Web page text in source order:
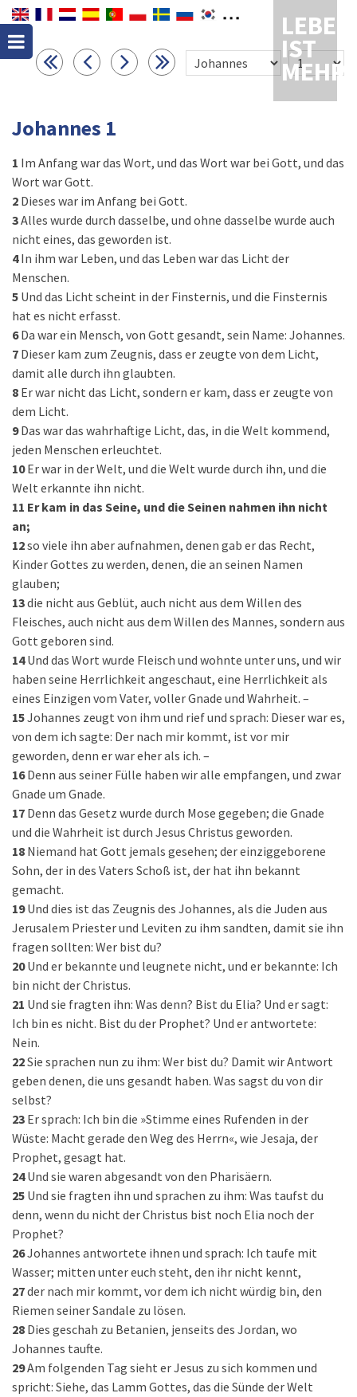
LEBEN
IST
MEHR
Johannes 1
1 Im Anfang war das Wort, und das Wort war bei Gott, und das
Wort war Gott.
2 Dieses war im Anfang bei Gott.
3Alles wurde durch dasselbe, und ohne dasselbe wurde auch
nicht eines, das geworden ist.
4 In ihm war Leben, und das Leben war das Licht der
Menschen.
5 Und das Licht scheint in der Finsternis, und die Finsternis
hat es nicht erfasst.
6 Da war ein Mensch, von Gott gesandt, sein Name: Johannes.
7 Dieser kam zum Zeugnis, dass er zeugte von dem Licht,
damit alle durch ihn glaubten.
8 Er war nicht das Licht, sondern er kam, dass er zeugte von
dem Licht.
9 Das war das wahrhaftige Licht, das, in die Welt kommend,
jeden Menschen erleuchtet.
10 Er war in der Welt, und die Welt wurde durch ihn, und die
Welt erkannte ihn nicht.
11 Er kam in das Seine, und die Seinen nahmen ihn nicht
an;
12so viele ihn aber aufnahmen, denen gab er das Recht,
Kinder Gottes zu werden, denen, die an seinen Namen
glauben;
13die nicht aus Geblüt, auch nicht aus dem Willen des
Fleisches, auch nicht aus dem Willen des Mannes, sondern aus
Gott geboren sind.
14 Und das Wort wurde Fleisch und wohnte unter uns, und wir
haben seine Herrlichkeit angeschaut, eine Herrlichkeit als
eines Einzigen vom Vater, voller Gnade und Wahrheit. –
15Johannes zeugt von ihm und rief und sprach: Dieser war es,
von dem ich sagte: Der nach mir kommt, ist vor mir
geworden, denn er war eher als ich. –
16 Denn aus seiner Fülle haben wir alle empfangen, und zwar
Gnade um Gnade.
17 Denn das Gesetz wurde durch Mose gegeben; die Gnade
und die Wahrheit ist durch Jesus Christus geworden.
18 Niemand hat Gott jemals gesehen; der einziggeborene
Sohn, der in des Vaters Schoß ist, der hat ihn bekannt
gemacht.
19 Und dies ist das Zeugnis des Johannes, als die Juden aus
Jerusalem Priester und Leviten zu ihm sandten, damit sie ihn
fragen sollten: Wer bist du?
20 Und er bekannte und leugnete nicht, und er bekannte: Ich
bin nicht der Christus.
21 Und sie fragten ihn: Was denn? Bist du Elia? Und er sagt:
Ich bin es nicht. Bist du der Prophet? Und er antwortete:
Nein.
22Sie sprachen nun zu ihm: Wer bist du? Damit wir Antwort
geben denen, die uns gesandt haben. Was sagst du von dir
selbst?
23 Er sprach: Ich bin die »Stimme eines Rufenden in der
Wüste: Macht gerade den Weg des Herrn«, wie Jesaja, der
Prophet, gesagt hat.
24 Und sie waren abgesandt von den Pharisäern.
25 Und sie fragten ihn und sprachen zu ihm: Was taufst du
denn, wenn du nicht der Christus bist noch Elia noch der
Prophet?
26Johannes antwortete ihnen und sprach: Ich taufe mit
Wasser; mitten unter euch steht, den ihr nicht kennt,
27der nach mir kommt, vor dem ich nicht würdig bin, den
Riemen seiner Sandale zu lösen.
28 Dies geschah zu Betanien, jenseits des Jordan, wo
Johannes taufte.
29Am folgenden Tag sieht er Jesus zu sich kommen und
spricht: Siehe, das Lamm Gottes, das die Sünde der Welt